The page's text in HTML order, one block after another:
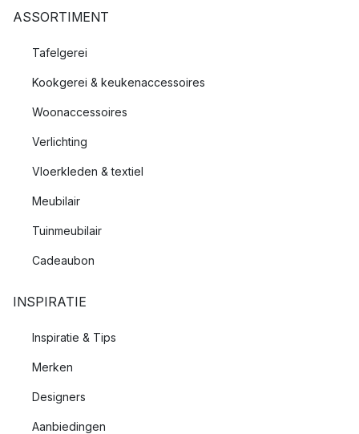
ASSORTIMENT
Tafelgerei
Kookgerei & keukenaccessoires
Woonaccessoires
Verlichting
Vloerkleden & textiel
Meubilair
Tuinmeubilair
Cadeaubon
INSPIRATIE
Inspiratie & Tips
Merken
Designers
Aanbiedingen